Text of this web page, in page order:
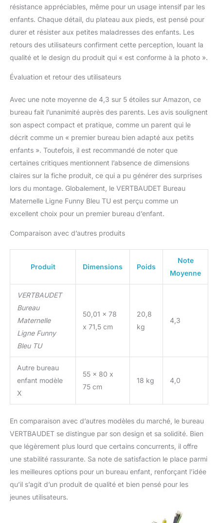
résistance appréciables, même pour un usage intensif par les
enfants. Chaque détail, du plateau aux pieds, est pensé pour
durer et résister aux petites maladresses des enfants. Les
retours des utilisateurs confirment cette perception, louant la
qualité et le design du produit qui « est conforme à la photo ».
Évaluation et retour des utilisateurs
Avec une note moyenne de 4,3 sur 5 étoiles sur Amazon, ce
bureau fait l’unanimité auprès des parents. Les avis soulignent
son aspect compact et pratique, comme un parent qui le
décrit comme un « premier bureau bien adapté aux petits
enfants ». Toutefois, il est recommandé de noter que
certaines critiques mentionnent l’absence de dimensions
claires sur la fiche produit, ce qui a pu générer des surprises
lors du montage. Globalement, le VERTBAUDET Bureau
Maternelle Ligne Funny Bleu TU est perçu comme un
excellent choix pour un premier bureau d’enfant.
Comparaison avec d’autres produits
Produit Dimensions Poids
Note
Moyenne
VERTBAUDET
Bureau
Maternelle
Ligne Funny
Bleu TU
50,01 x 78
x 71,5 cm
20,8
kg
4,3
Autre bureau
enfant modèle
X
55 x 80 x
75 cm
18 kg 4,0
En comparaison avec d’autres modèles du marché, le bureau
VERTBAUDET se distingue par son design et sa solidité. Bien
que légèrement plus lourd que certains concurrents, il offre
une stabilité rassurante. Sa note de satisfaction le place parmi
les meilleures options pour un bureau enfant, renforçant l’idée
qu’il s’agit d’un produit de qualité et bien pensé pour les
jeunes utilisateurs.